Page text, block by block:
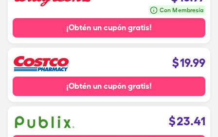
Con Membresía
¡Obtén un cupón gratis!
$19.99
¡Obtén un cupón gratis!
$23.41